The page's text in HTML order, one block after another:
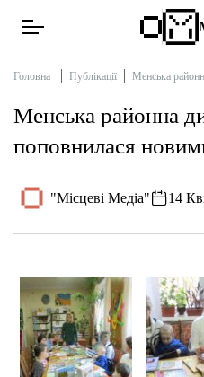
Новини
Інтерв’ю
Публікації
Про нас
Головна Публікації Менська
Менська районна
поповнилася
"Місцеві Медіа" 14